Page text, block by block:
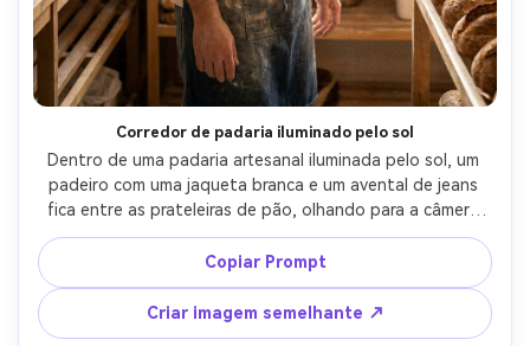
Corredor de padaria iluminado pelo sol
Dentro de uma padaria artesanal iluminada pelo sol, um
padeiro com uma jaqueta branca e um avental de jeans
fica entre as prateleiras de pão, olhando para a câmera
com um sorriso suave, motes de poeira dourada no ar, luz
de janela suave e enchimento de salto suave, Leica SL2
50mm f/1.4, vertical 4:5 composição do corpo completo a
metade, tons quentes, sombras realistas, alta resolução
e foco nítido-AR 4:5
Copiar Prompt
Criar imagem semelhante ↗
Crie imagens com
IA sem limites.
100% grátis!
Comece Grátis →